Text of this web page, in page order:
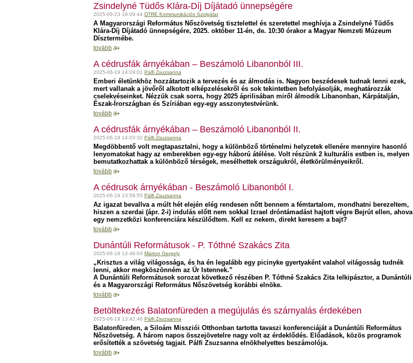
Zsindelyné Tüdős Klára-Díj Díjátadó ünnepségére
2025-09-23 19:09:44 DTRE Kommunikációs Szolgálat
A Magyarországi Református Nőszövetség tisztelettel és szeretettel meghívja a Zsindelyné Tüdős
Klára-Díj Díjátadó ünnepségére, 2025. október 11-én, de. 10:30 órakor a Magyar Nemzeti Múzeum
Dísztermébe.
tovább
A cédrusfák árnyékában – Beszámoló Libanonból III.
2025-06-19 14:09:01 Pálfi Zsuzsanna
Emberi életünkhöz hozzátartozik a tervezés és az álmodás is. Nagyon beszédesek tudnak lenni ezek,
mert vallanak a jövőről alkotott elképzelésekről és sok tekintetben befolyásolják, meghatározzák
cselekvéseinket. Nézzük csak sorra, hogy 2025 áprilisában miről álmodik Libanonban, Kárpátalján,
Észak-Írországban és Szíriában egy-egy asszonytestvérünk.
tovább
A cédrusfák árnyékában – Beszámoló Libanonból II.
2025-06-19 14:03:32 Pálfi Zsuzsanna
Megdöbbentő volt megtapasztalni, hogy a különböző történelmi helyzetek ellenére mennyire hasonló
lenyomatokat hagy az emberekben egy-egy háború átélése. Volt részünk 2 kulturális estben is, melyen
bemutatkozhattak a különböző térségek, mesélhettek országukról, életkörülményeikről.
tovább
A cédrusok árnyékában - Beszámoló Libanonból I.
2025-06-19 13:58:55 Pálfi Zsuzsanna
Az igazat bevallva a múlt hét elején elég rendesen nőtt bennem a fémtartalom, mondhatni berezeltem,
hiszen a szerdai (ápr. 2-i) indulás előtt nem sokkal Izrael dróntámadást hajtott végre Bejrút ellen, ahova
egy nemzetközi konferenciára készülődtem. Kell ez nekem, direkt keresem a bajt?
tovább
Dunántúli Reformátusok - P. Tóthné Szakács Zita
2025-06-19 13:48:04 Márton Gergely
„Krisztus a világ világossága, és ha én legalább egy picinyke gyertyaként valahol világosság tudnék
lenni, akkor megköszönném az Úr Istennek.”
A Dunántúli Reformátusok sorozat következő részében P. Tóthné Szakács Zita lelkipásztor, a Dunántúli
és a Magyarországi Református Nőszövetség korábbi elnöke.
tovább
Betöltekezés Balatonfüreden a megújulás és szárnyalás érdekében
2025-06-19 13:42:46 Pálfi Zsuzsanna
Balatonfüreden, a Siloám Missziói Otthonban tartotta tavaszi konferenciáját a Dunántúli Református
Nőszövetség. A három napos összejövetelre nagy volt az érdeklődés. Előadások, közös programok
erősítették a szövetség tagjait. Pálfi Zsuzsanna elnökhelyettes beszámolója.
tovább